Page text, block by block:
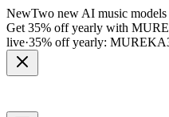
NewTwo new AI music models
Get 35% off yearly with
live·35% off yearly: